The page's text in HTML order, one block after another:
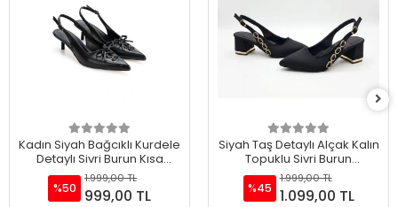
Kadın Siyah Bağcıklı Kurdele
Detaylı Sivri Burun Kısa
Topuklu Ayakkabı
%50
1.999,00 TL
999,00 TL
Siyah Taş Detaylı Alçak Kalın
Topuklu Sivri Burun
Ayakkabı
%45
1.999,00 TL
1.099,00 TL